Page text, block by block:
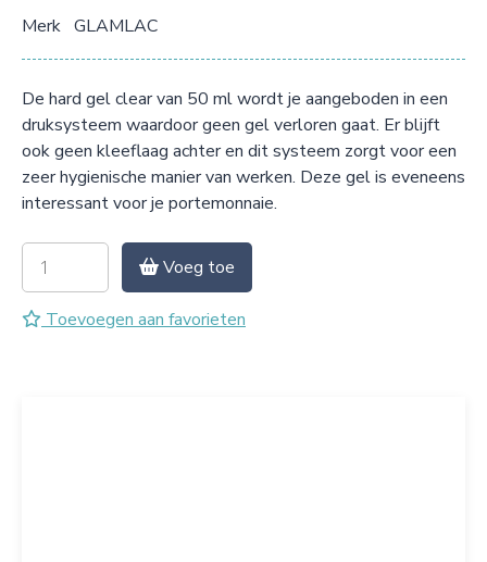
Merk GLAMLAC
De hard gel clear van 50 ml wordt je aangeboden in een
druksysteem waardoor geen gel verloren gaat. Er blijft
ook geen kleeflaag achter en dit systeem zorgt voor een
zeer hygienische manier van werken. Deze gel is eveneens
interessant voor je portemonnaie.
Voeg toe
Toevoegen aan favorieten